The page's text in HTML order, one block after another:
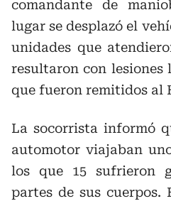
comandante de
lugar se desplazó el
unidades que
resultaron con lesiones
que fueron remitidos al
La socorrista informó
automotor viajaban
los que 15 sufrieron
partes de sus cuerpos.